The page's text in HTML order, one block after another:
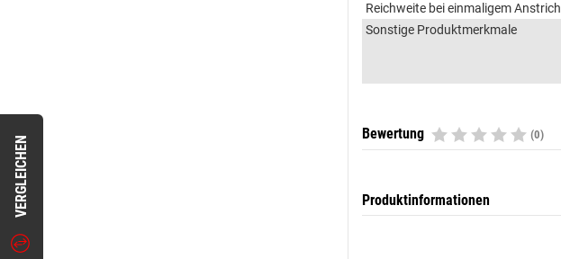
VERGLEICHEN
Reichweite bei einmaligem Anstrich
Sonstige Produktmerkmale
Bewertung (0)
Produktinformationen